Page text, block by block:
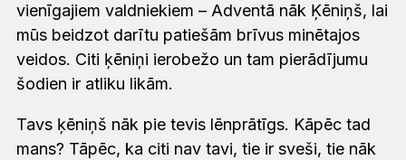
vienīgajiem valdniekiem – Adventā nāk Ķēniņš, lai
mūs beidzot darītu patiešām brīvus minētajos
veidos. Citi ķēniņi ierobežo un tam pierādījumu
šodien ir atliku likām.
Tavs ķēniņš nāk pie tevis lēnprātīgs. Kāpēc tad
mans? Tāpēc, ka citi nav tavi, tie ir sveši, tie nāk